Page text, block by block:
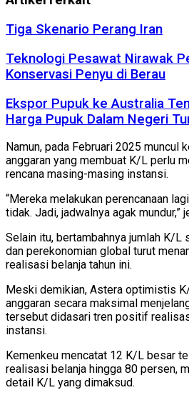
Tiga Skenario Perang Iran
Teknologi Pesawat Nirawak
Konservasi Penyu di Berau
Ekspor Pupuk ke Australia
Harga Pupuk Dalam Negeri
Namun, pada Februari 2025 muncul
anggaran yang membuat K/L perlu
rencana masing-masing instansi.
“Mereka melakukan perencanaan
tidak. Jadi, jadwalnya agak mundur,”
Selain itu, bertambahnya jumlah K/
dan perekonomian global turut
realisasi belanja tahun ini.
Meski demikian, Astera optimistis
anggaran secara maksimal
tersebut didasari tren positif
instansi.
Kemenkeu mencatat 12 K/L besar
realisasi belanja hingga 80 persen,
detail K/L yang dimaksud.